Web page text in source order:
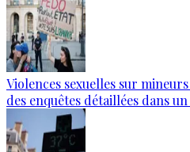
Violences sexuelles sur
des enquêtes détaillées dans